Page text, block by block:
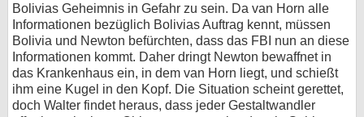
Bolivias Geheimnis in Gefahr zu sein. Da van Horn alle
Informationen bezüglich Bolivias Auftrag kennt, müssen
Bolivia und Newton befürchten, dass das FBI nun an diese
Informationen kommt. Daher dringt Newton bewaffnet in
das Krankenhaus ein, in dem van Horn liegt, und schießt
ihm eine Kugel in den Kopf. Die Situation scheint gerettet,
doch Walter findet heraus, dass jeder Gestaltwandler